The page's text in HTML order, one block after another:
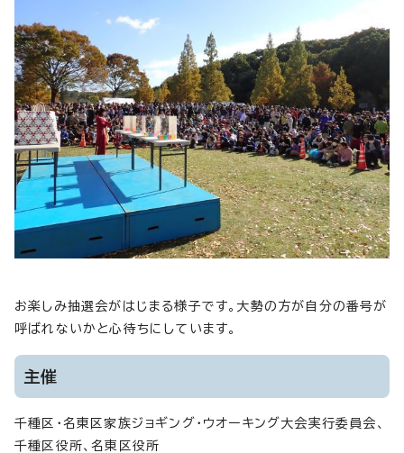
お楽しみ抽選会がはじまる様子です。大勢の方が自分の番号が
呼ばれないかと心待ちにしています。
主催
千種区・名東区家族ジョギング・ウオーキング大会実行委員会、
千種区役所、名東区役所